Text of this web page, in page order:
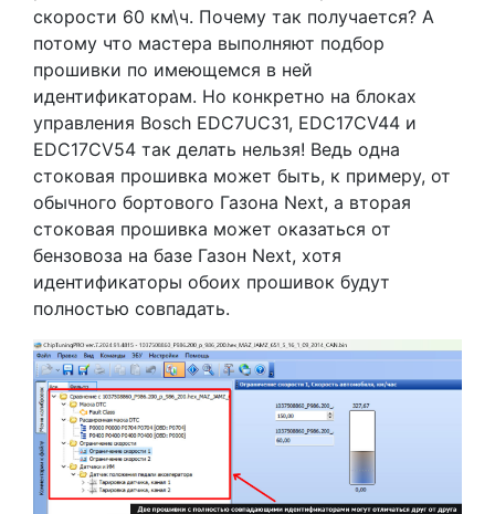
скорости 60 км\ч. Почему так получается? А
потому что мастера выполняют подбор
прошивки по имеющемся в ней
идентификаторам. Но конкретно на блоках
управления Bosch EDC7UC31, EDC17CV44 и
EDC17CV54 так делать нельзя! Ведь одна
стоковая прошивка может быть, к примеру, от
обычного бортового Газона Next, а вторая
стоковая прошивка может оказаться от
бензовоза на базе Газон Next, хотя
идентификаторы обоих прошивок будут
полностью совпадать.